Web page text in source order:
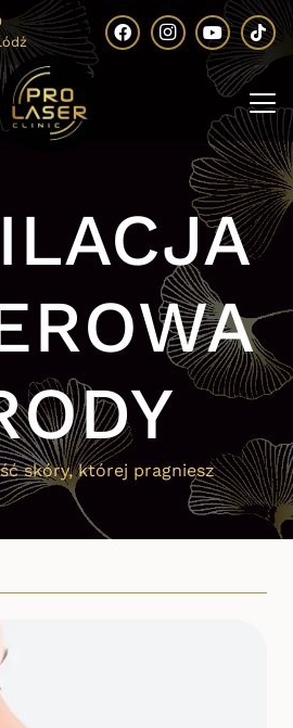
skóry, której pragniesz